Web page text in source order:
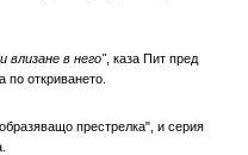
влизане в него", каза Пит пред
по откриването.
престрелка", и серия